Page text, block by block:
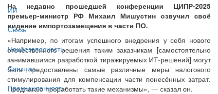
ИИ
Связь
Нацбезопасность
Санкции
Промышленность
На недавно прошедшей конференции ЦИПР-2025
премьер-министр РФ Михаил Мишустин озвучил своё
видение импортозамещения в части ПО.
«Например, по итогам успешного внедрения у себя нового
отечественного решения таким заказчикам [самостоятельно
занимавшимся разработкой тиражируемых ИТ-решений] могут
быть предоставлены самые различные меры налогового
стимулирования для компенсации части понесённых затрат.
Предлагаю проработать такие механизмы», — сказал он.